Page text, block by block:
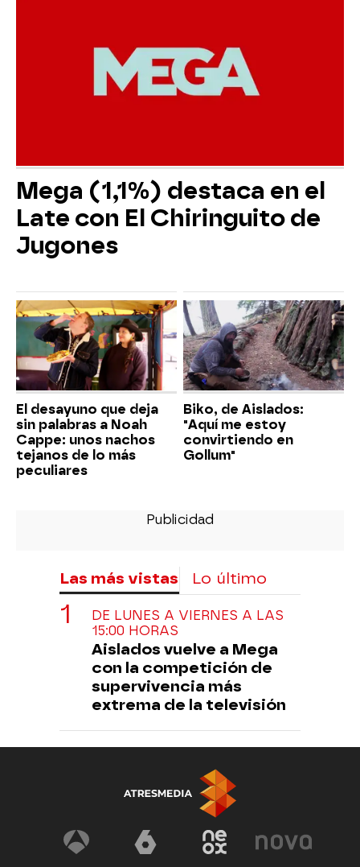
Mega (1,1%) destaca en el
Late con El Chiringuito de
Jugones
El desayuno que deja
sin palabras a Noah
Cappe: unos nachos
tejanos de lo más
peculiares
Biko, de Aislados:
"Aquí me estoy
convirtiendo en
Gollum"
Las más vistas Lo último
DE LUNES A VIERNES A LAS
15:00 HORAS
Aislados vuelve a Mega
con la competición de
supervivencia más
extrema de la televisión